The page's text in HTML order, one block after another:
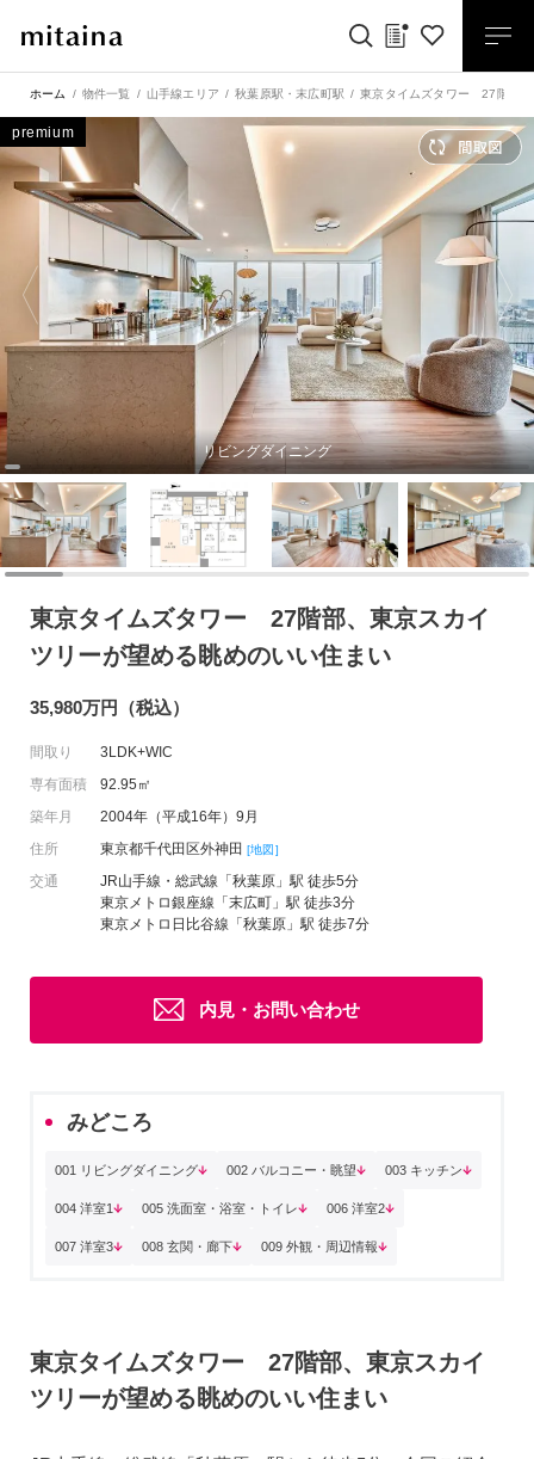
ホーム 物件一覧 山手線エリア 秋葉原駅 ・ 末広町駅 東京タイムズタワー 27階部、
リビングダイニング
premium
東京タイムズタワー 27階部、東京スカイ
ツリーが望める眺めのいい住まい
35,980万円（税込）
間取り
3LDK+WIC
専有面積
92.95㎡
築年月
2004年（平成16年）9月
住所
東京都千代田区外神田 [地図]
交通
JR山手線・総武線「秋葉原」駅 徒歩5分
東京メトロ銀座線「末広町」駅 徒歩3分
東京メトロ日比谷線「秋葉原」駅 徒歩7分
内見・お問い合わせ
みどころ
001 リビングダイニング 002 バルコニー・眺望 003 キッチン
004 洋室1 005 洗面室・浴室・トイレ 006 洋室2
007 洋室3 008 玄関・廊下 009 外観・周辺情報
東京タイムズタワー 27階部、東京スカイ
ツリーが望める眺めのいい住まい